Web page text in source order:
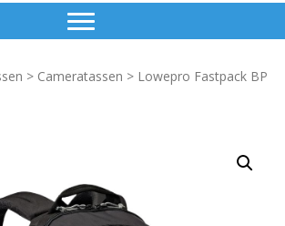
> Cameratassen > Lowepro Fastpack BP